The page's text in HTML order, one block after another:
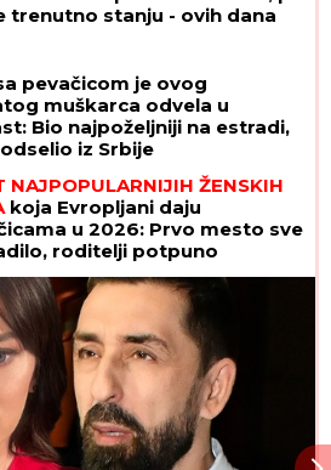
trenutno stanju - ovih dana
da fotografiše venčanje, a
ugledao mladu i doživeo
- odmah odbio da slika!
saznao KO JE ONA, nastao je
sa pevačicom je ovog
muškarca odvela u
Bio najpoželjniji na estradi,
iz Srbije